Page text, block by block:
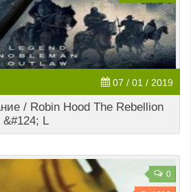
07 / 01 / 2019
/ Robin Hood The Rebellion
&#124; L
0